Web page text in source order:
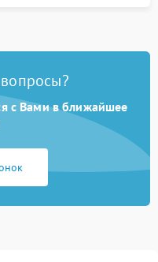
с Вами в ближайшее